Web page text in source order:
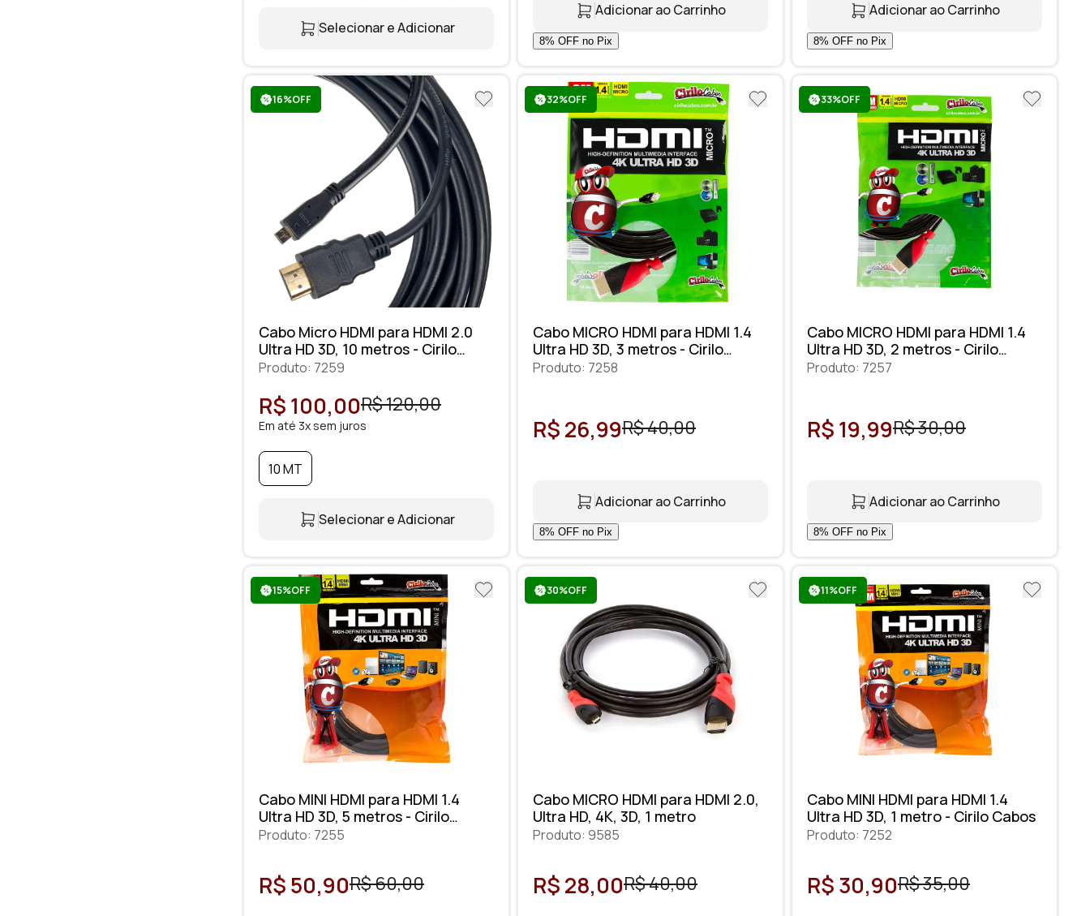
Selecionar e Adicionar
Adicionar ao Carrinho Adicionar ao Carrinho
16%OFF
Cabo Micro HDMI para HDMI 2.0
Ultra HD 3D, 10 metros - Cirilo
Cabos
Produto: 7259
R$ 100,00R$ 120,00
Em até 3x sem juros
10 MT
Selecionar e Adicionar
32%OFF
Cabo MICRO HDMI para HDMI 1.4
Ultra HD 3D, 3 metros - Cirilo
Cabos
Produto: 7258
R$ 26,99R$ 40,00
Adicionar ao Carrinho
33%OFF
Cabo MICRO HDMI para HDMI 1.4
Ultra HD 3D, 2 metros - Cirilo
Cabos
Produto: 7257
R$ 19,99R$ 30,00
Adicionar ao Carrinho
15%OFF
Cabo MINI HDMI para HDMI 1.4
Ultra HD 3D, 5 metros - Cirilo
Cabos
Produto: 7255
R$ 50,90R$ 60,00
30%OFF
Cabo MICRO HDMI para HDMI 2.0,
Ultra HD, 4K, 3D, 1 metro
Produto: 9585
R$ 28,00R$ 40,00
11%OFF
Cabo MINI HDMI para HDMI 1.4
Ultra HD 3D, 1 metro - Cirilo Cabos
Produto: 7252
R$ 30,90R$ 35,00